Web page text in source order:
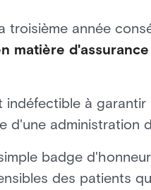
troisième année
matière
à
d'une administration
badge
des patients